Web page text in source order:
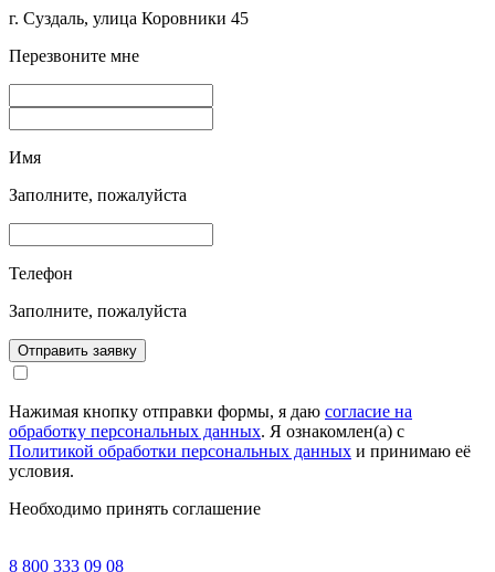
г. Суздаль, улица Коровники 45
Перезвоните мне
Имя
Заполните, пожалуйста
Телефон
Заполните, пожалуйста
Отправить заявку
Нажимая кнопку отправки формы, я даю согласие на
обработку персональных данных. Я ознакомлен(а) с
Политикой обработки персональных данных и принимаю её
условия.
Необходимо принять соглашение
8 800 333 09 08